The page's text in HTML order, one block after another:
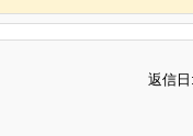
返信